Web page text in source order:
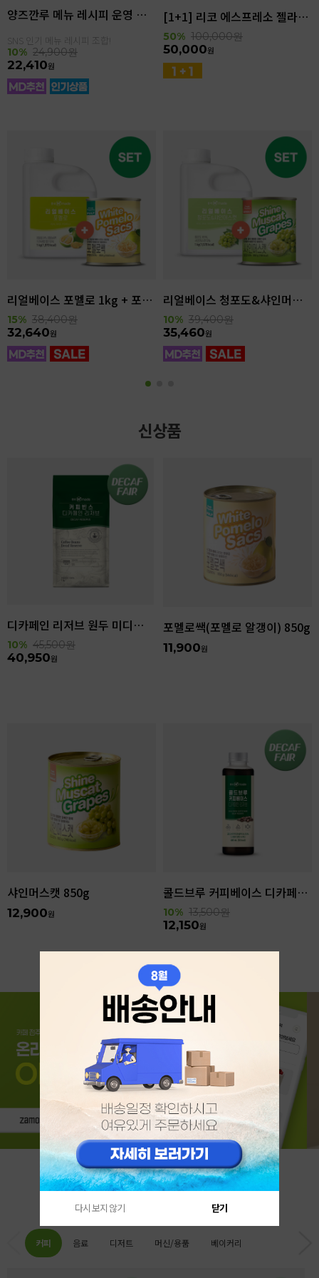
양즈깐루 메뉴 레시피 운영 세트
SNS 인기 메뉴 레시피 조합!
10% 24,900원
22,410원
[1+1] 리코 에스프레소 젤라또 4kg(4.6L)
50% 100,000원
50,000원
리얼베이스 포멜로 1kg + 포멜로쌕 850g SET
15% 38,400원
32,640원
리얼베이스 청포도&샤인머스캣 1kg + 샤인머스캣 850g SET
10% 39,400원
35,460원
신상품
디카페인 리저브 원두 미디엄다크 로스팅 1kg
10% 45,500원
40,950원
포멜로쌕(포멜로 알갱이) 850g
11,900원
샤인머스캣 850g
12,900원
콜드브루 커피베이스 디카페인 리저브 440ml
10% 13,500원
12,150원
카테고리 베스트
커피 음료 디저트 머신/용품 베이커리
다시 보지 않기 닫기